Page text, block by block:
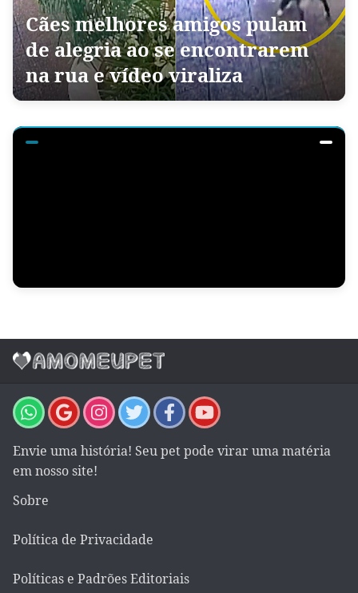
Cães melhores amigos pulam
de alegria ao se encontrarem
na rua e vídeo viraliza
Envie uma história! Seu pet pode virar uma matéria
em nosso site!
Sobre
Política de Privacidade
Políticas e Padrões Editoriais